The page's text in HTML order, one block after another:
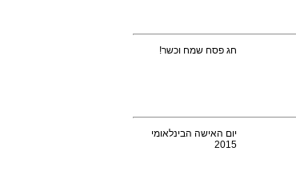
חג פסח שמח וכשר!
יום האישה הבינלאומי
2015